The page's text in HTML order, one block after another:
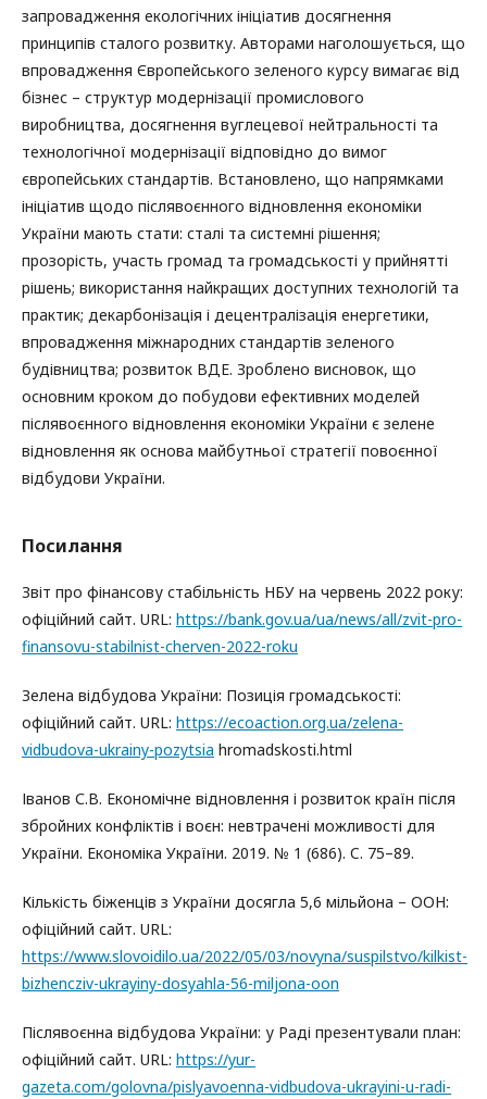
запровадження екологічних ініціатив досягнення
принципів сталого розвитку. Авторами наголошується, що
впровадження Європейського зеленого курсу вимагає від
бізнес – структур модернізації промислового
виробництва, досягнення вуглецевої нейтральності та
технологічної модернізації відповідно до вимог
європейських стандартів. Встановлено, що напрямками
ініціатив щодо післявоєнного відновлення економіки
України мають стати: сталі та системні рішення;
прозорість, участь громад та громадськості у прийнятті
рішень; використання найкращих доступних технологій та
практик; декарбонізація і децентралізація енергетики,
впровадження міжнародних стандартів зеленого
будівництва; розвиток ВДЕ. Зроблено висновок, що
основним кроком до побудови ефективних моделей
післявоєнного відновлення економіки України є зелене
відновлення як основа майбутньої стратегії повоєнної
відбудови України.
Посилання
Звіт про фінансову стабільність НБУ на червень 2022 року:
офіційний сайт. URL: https://bank.gov.ua/ua/news/all/zvit-pro-
finansovu-stabilnist-cherven-2022-roku
Зелена відбудова України: Позиція громадськості:
офіційний сайт. URL: https://ecoaction.org.ua/zelena-
vidbudova-ukrainy-pozytsia hromadskosti.html
Іванов С.В. Економічне відновлення і розвиток країн після
збройних конфліктів і воєн: невтрачені можливості для
України. Економіка України. 2019. № 1 (686). C. 75–89.
Кількість біженців з України досягла 5,6 мільйона – ООН:
офіційний сайт. URL:
https://www.slovoidilo.ua/2022/05/03/novyna/suspilstvo/kilkist-
bizhencziv-ukrayiny-dosyahla-56-miljona-oon
Післявоєнна відбудова України: у Раді презентували план:
офіційний сайт. URL: https://yur-
gazeta.com/golovna/pislyavoenna-vidbudova-ukrayini-u-radi-